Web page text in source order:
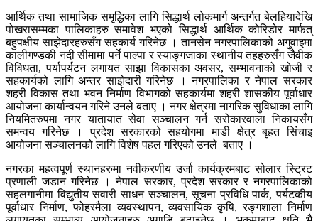
आर्थिक तथा सामाजिक समृद्धिका लागि सिद्धार्थ लोकमार्ग अन्तर्गत बेलहियादेखि
पोखरासम्मका पालिकाहरु समावेश भएको सिद्धार्थ आर्थिक कोरिडोर मार्फत्
बहुपक्षीय साझेदारहरुसँग सहकार्य गरिनेछ । तानसेन नगरपालिकाको अगुवाइमा
कालीगण्डकी नदी सीमामा पर्ने पाल्पा र स्याङ्गजाका स्थानीय तहहरुसँग जैवीक
विविधता, पर्यापर्यटन लगायत साझा विकासका अवसर, सम्भावनाको खोजी र
सहकार्यको लागि अन्तर साझेदारी गरिनेछ । नगरपालिका र नेपाल सरकार
शहरी विकास तथा भवन निर्माण विभागको सहकार्यमा शहरी शासकीय पूर्वाधार
आयोजना कार्यान्वयन गरिने उनले बताए । नगर क्षेत्रमा नागरिक सुविधाका लागि
नियमितरुपमा नगर यातायात सेवा सञ्चालन गर्न सरोकारवाला निकायसँग
समन्वय गरिनेछ । प्रदेश सरकारको सहयोगमा माडी क्षेत्र बृहत सिंचाइ
आयोजना सञ्चालनको लागि विशेष पहल गरिएको उनले बताए ।
नगरका महत्वपूर्ण स्थानहरुमा नवीकरणीय उर्जा कार्यक्रमबाट सोलार स्ट्रिट
प्रणाली जडान गरिनेछ । नेपाल सरकार, प्रदेश सरकार र नगरपालिकाको
सहलगानीमा विद्युतीय सवारी साधन सञ्चालन, सूचना प्रविधि पार्क, पर्यटकीय
पूर्वाधार निर्माण, फोहरमैला व्यवस्थापन, व्यवसायिक कृषि, रङ्गशाला निर्माण